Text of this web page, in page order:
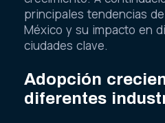
principales tendencias
México y su impacto en
ciudades clave.
Adopción
diferentes